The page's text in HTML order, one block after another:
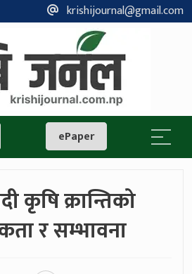
krishijournal@gmail.com
ePaper
कृषि क्रान्तिको
र सम्भावना